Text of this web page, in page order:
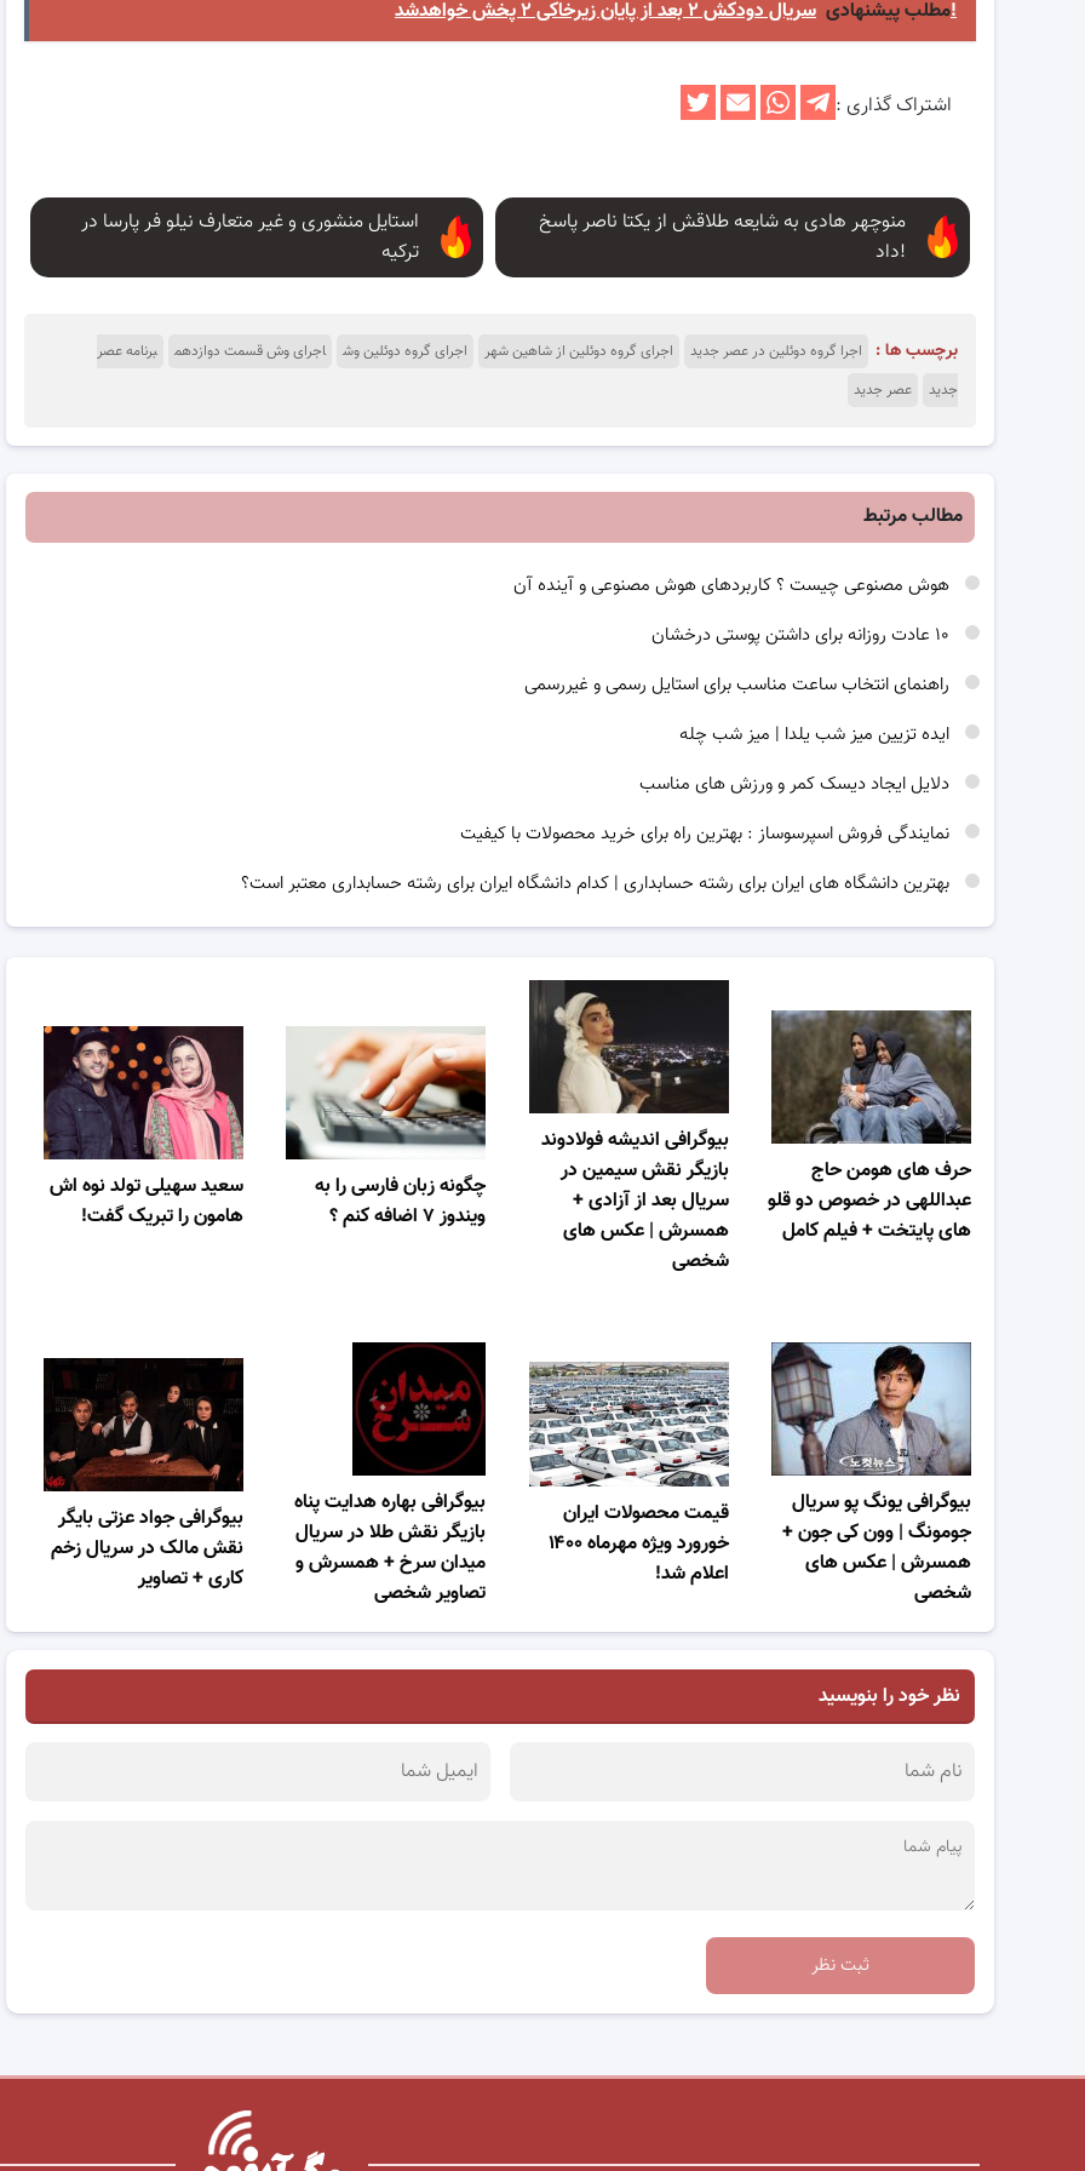
مطلب پیشنهادیسریال دودکش ۲ بعد از پایان زیرخاکی ۲ پخش خواهدشد!
اشتراک گذاری :
استایل منشوری و غیر متعارف نیلو فر پارسا در
ترکیه
منوچهر هادی به شایعه طلاقش از یکتا ناصر پاسخ
داد!
برچسب ها : اجرا گروه دوئلین در عصر جدید اجرای گروه دوئلین از شاهین شهر اجرای گروه دوئلین وش اجرای وش قسمت دوازدهم
برنامه عصر
جدید
عصر جدید
مطالب مرتبط
هوش مصنوعی چیست ؟ کاربردهای هوش مصنوعی و آینده آن
راهنمای انتخاب ساعت مناسب برای استایل رسمی و غیررسمی
ایده تزیین میز شب یلدا | میز شب چله
دلایل ایجاد دیسک کمر و ورزش های مناسب
نمایندگی فروش اسپرسوساز : بهترین راه برای خرید محصولات با کیفیت
بهترین دانشگاه های ایران برای رشته حسابداری | کدام دانشگاه ایران برای رشته حسابداری معتبر است؟
سعید سهیلی تولد نوه اش
هامون را تبریک گفت!
چگونه زبان فارسی را به
ویندوز ۷ اضافه کنم ؟
بیوگرافی اندیشه فولادوند
بازیگر نقش سیمین در
سریال بعد از آزادی +
همسرش | عکس های
شخصی
حرف های هومن حاج
عبداللهی در خصوص دو قلو
های پایتخت + فیلم کامل
بیوگرافی جواد عزتی بایگر
نقش مالک در سریال زخم
کاری + تصاویر
بیوگرافی بهاره هدایت پناه
بازیگر نقش طلا در سریال
میدان سرخ + همسرش و
تصاویر شخصی
قیمت محصولات ایران
خورورد ویژه مهرماه ۱۴۰۰
اعلام شد!
بیوگرافی یونگ پو سریال
جومونگ | وون کی جون +
همسرش | عکس های
شخصی
نظر خود را بنویسید
ثبت نظر